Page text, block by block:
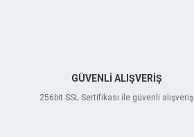
GÜVENLİ ALIŞVERİŞ
256bit SSL Sertifikası ile güvenli alışveriş